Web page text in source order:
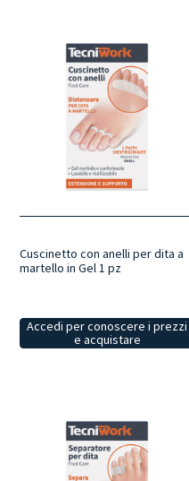
Cuscinetto con anelli per dita a
martello in Gel 1 pz
Accedi per conoscere i prezzi
e acquistare